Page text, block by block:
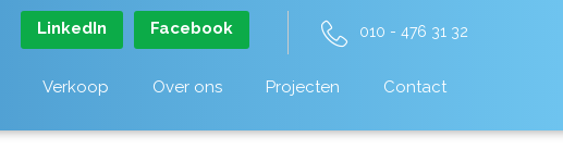
LinkedIn Facebook 010 - 476 31 32
Verkoop Over ons Projecten Contact